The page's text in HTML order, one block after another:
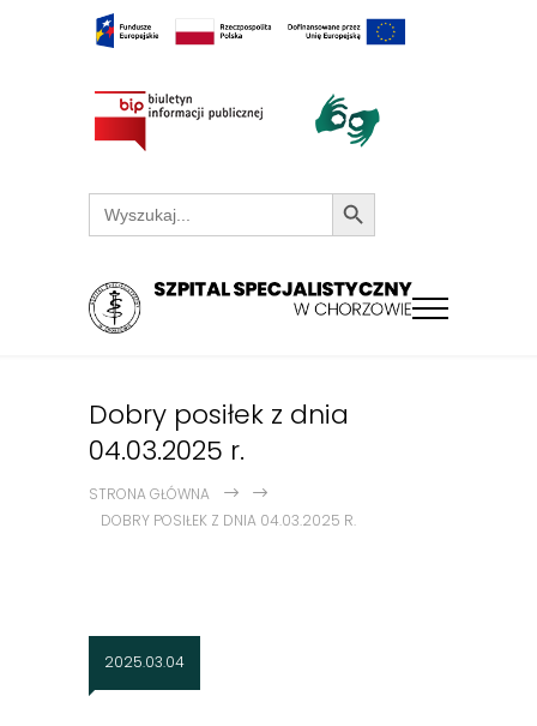
Search
for:
Search Button
Dobry posiłek z dnia
04.03.2025 r.
STRONA GŁÓWNA
DOBRY POSIŁEK Z DNIA 04.03.2025 R.
2025.03.04